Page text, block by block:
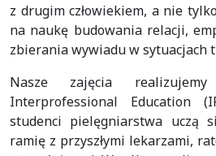
z drugim człowiekiem, a nie
na naukę budowania relacji,
zbierania wywiadu w sytuacjach
Nasze zajęcia
Interprofessional Education
studenci pielęgniarstwa
ramię z przyszłymi lekarzami,